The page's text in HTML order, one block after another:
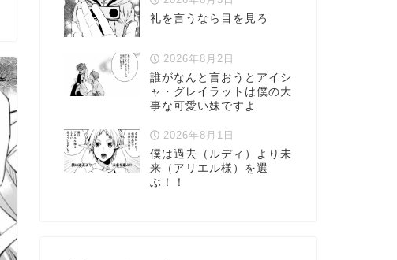
礼を言うなら目を見ろ
2026年8月2日
誰がなんと言おうとアイシ
ャ・グレイラットは僕の大
事な可愛い妹ですよ
2026年8月1日
僕は過去（ルディ）より未
来（アリエル様）を選
ぶ！！